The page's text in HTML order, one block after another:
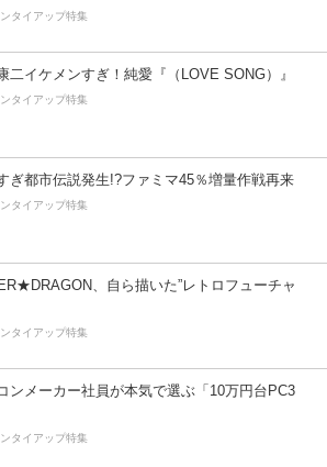
タイアップ特集
二イケメンすぎ！純愛『（LOVE SONG）』
タイアップ特集
ぎ都市伝説発生!?ファミマ45％増量作戦再来
タイアップ特集
、自ら描いた”レトロフューチャ
タイアップ特集
ンメーカー社員が本気で選ぶ「10万円台PC3
タイアップ特集